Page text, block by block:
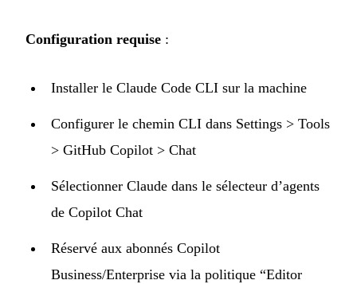
Configuration requise :
Installer le Claude Code CLI sur la machine
Configurer le chemin CLI dans Settings > Tools
> GitHub Copilot > Chat
Sélectionner Claude dans le sélecteur d’agents
de Copilot Chat
Réservé aux abonnés Copilot
Business/Enterprise via la politique “Editor